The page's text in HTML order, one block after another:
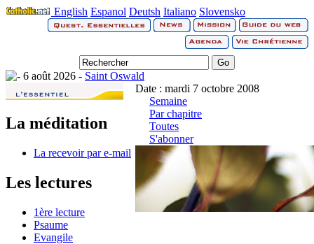
English Espanol Deutsh Italiano Slovensko
6 août 2026 - Saint Oswald
La méditation
La recevoir par e-mail
Les lectures
1ère lecture
Psaume
Evangile
Date : mardi 7 octobre 2008
Semaine
Par chapitre
Toutes
S'abonner